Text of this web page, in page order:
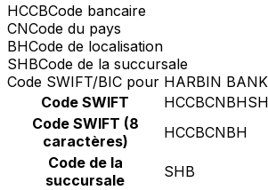
HCCBCode bancaire
CNCode du pays
BHCode de localisation
SHBCode de la succursale
Code SWIFT/BIC pour HARBIN BANK
Code SWIFT
Code SWIFT (8
caractères)
HCCBCNBH
Code de la
succursale
SHB